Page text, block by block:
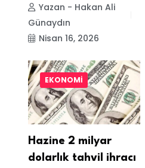
Yazan - Hakan Ali
Günaydın
Nisan 16, 2026
EKONOMI
Hazine 2 milyar
dolarlık tahvil ihracı